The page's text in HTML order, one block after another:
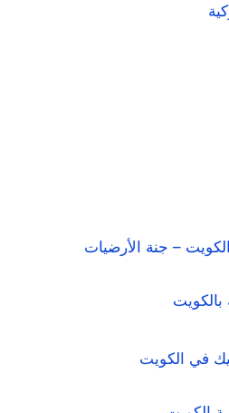
– جنة الأرضيات
بالكويت
في الكويت